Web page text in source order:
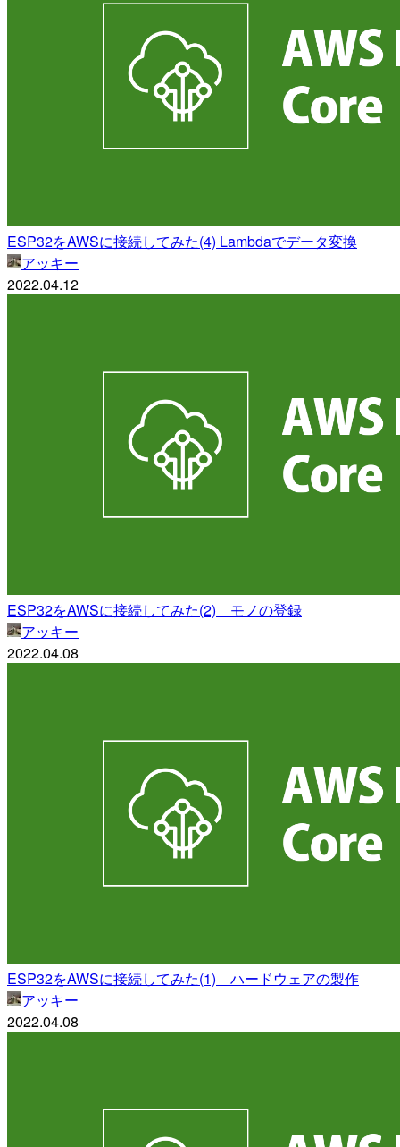
ESP32をAWSに接続してみた(4) Lambdaでデータ変換
アッキー
2022.04.12
ESP32をAWSに接続してみた(2) モノの登録
アッキー
2022.04.08
ESP32をAWSに接続してみた(1) ハードウェアの製作
アッキー
2022.04.08